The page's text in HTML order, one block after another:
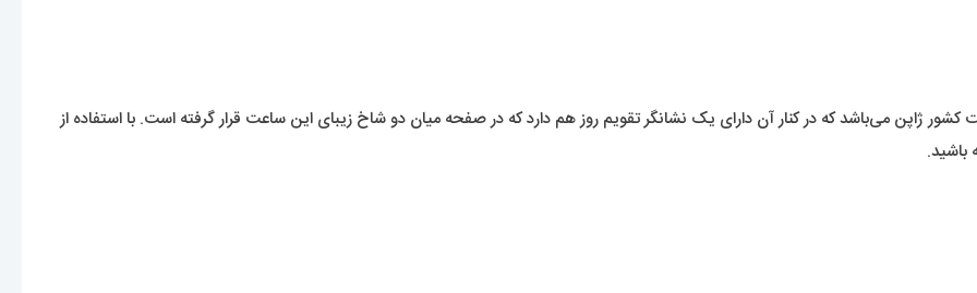
ژاپن می‌باشد که در کنار آن دارای یک نشانگر تقویم روز هم دارد که در صفحه میان دو شاخ زیبای این ساعت قرار گرفته است. با استفاده از
باشید.